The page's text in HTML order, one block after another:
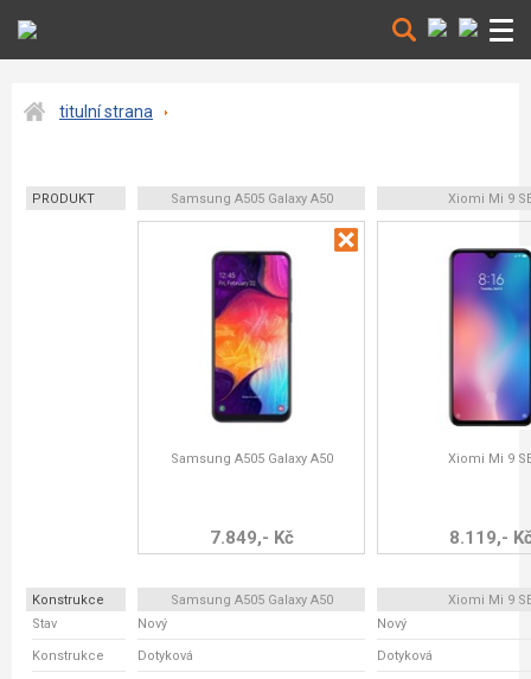
titulní strana
PRODUKT Samsung A505 Galaxy A50 Xiomi Mi 9
Samsung A505 Galaxy A50
7.849,- Kč
Xiomi Mi 9
8.119,-
Konstrukce Samsung A505 Galaxy A50
Xiomi Mi 9
Stav
Nový Nový
Konstrukce Dotyková Dotyková